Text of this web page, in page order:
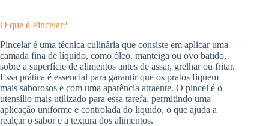
O que é Pincelar?
Pincelar é uma técnica culinária que consiste em aplicar uma
camada fina de líquido, como óleo, manteiga ou ovo batido,
sobre a superfície de alimentos antes de assar, grelhar ou fritar.
Essa prática é essencial para garantir que os pratos fiquem
mais saborosos e com uma aparência atraente. O pincel é o
utensílio mais utilizado para essa tarefa, permitindo uma
aplicação uniforme e controlada do líquido, o que ajuda a
realçar o sabor e a textura dos alimentos.